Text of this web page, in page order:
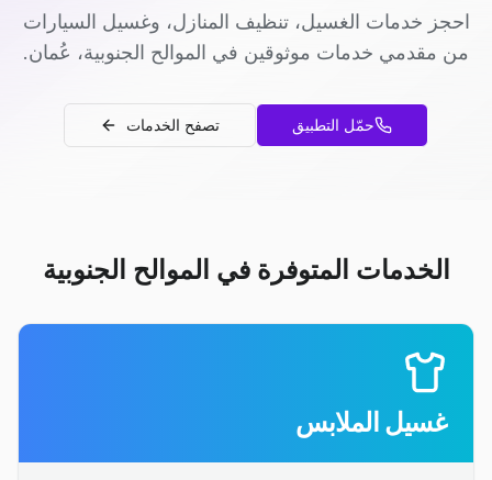
احجز خدمات الغسيل، تنظيف المنازل، وغسيل السيارات
من مقدمي خدمات موثوقين في الموالح الجنوبية، عُمان.
حمّل التطبيق تصفح الخدمات
الخدمات المتوفرة في الموالح الجنوبية
غسيل الملابس